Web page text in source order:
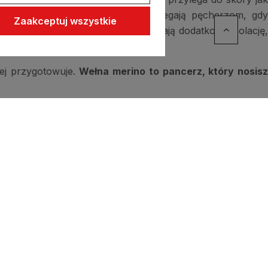
z wełny merino
, które zapobiegają pęcherzom, gdy
swetry i bluzy , które zapewniają dodatkową izolację,
przygotowuje.Wełna merino to pancerz, który nosisz
Zaakceptuj wszystkie